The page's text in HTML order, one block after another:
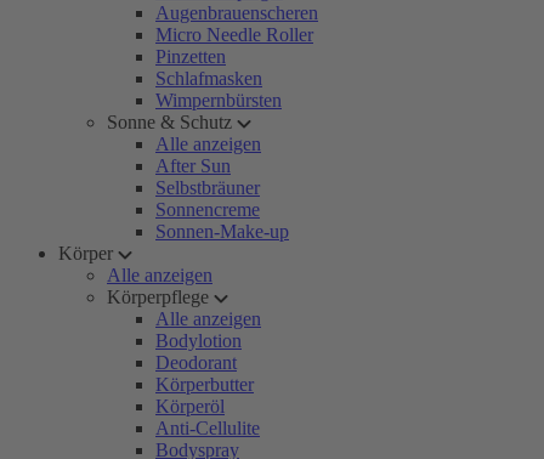
Augenbrauenscheren
Micro Needle Roller
Pinzetten
Schlafmasken
Wimpernbürsten
Sonne & Schutz
Alle anzeigen
After Sun
Selbstbräuner
Sonnencreme
Sonnen-Make-up
Körper
Alle anzeigen
Körperpflege
Alle anzeigen
Bodylotion
Deodorant
Körperbutter
Körperöl
Anti-Cellulite
Bodyspray